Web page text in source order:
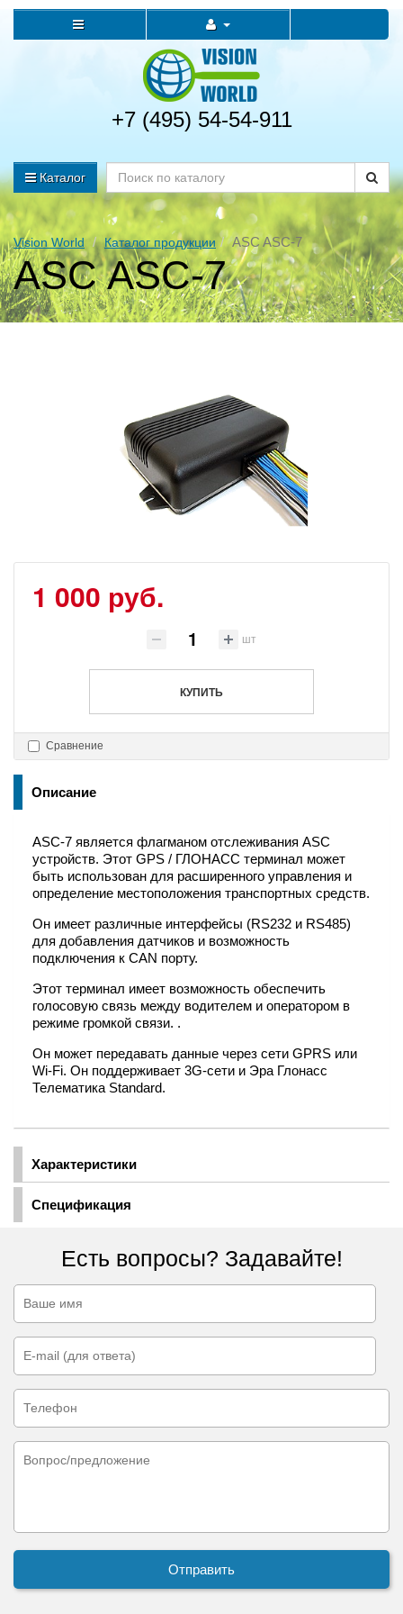
+7 (495) 54-54-911
Каталог
Vision World Каталог продукции ASC ASC-7
ASC ASC-7
1 000 руб.
шт
КУПИТЬ
Сравнение
Описание
Характеристики
Спецификация
ASC-7 является флагманом отслеживания ASC
устройств. Этот GPS / ГЛОНАСС терминал может
быть использован для расширенного управления и
определение местоположения транспортных средств.
Он имеет различные интерфейсы (RS232 и RS485)
для добавления датчиков и возможность
подключения к CAN порту.
Этот терминал имеет возможность обеспечить
голосовую связь между водителем и оператором в
режиме громкой связи. .
Он может передавать данные через сети GPRS или
Wi-Fi. Он поддерживает 3G-сети и Эра Глонасс
Телематика Standard.
Есть вопросы? Задавайте!